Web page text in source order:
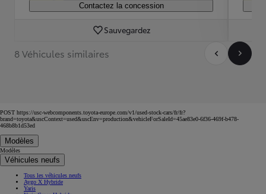
Contactez la concession
Sauvegardez
8 Véhicules similaires
POST https://usc-webcomponents.toyota-europe.com/v1/used-stock-cars/fr/fr?
brand=toyota&uscContext=used&uscEnv=production&vehicleForSaleId=45ae83e0-6f36-469f-b478-
468b8b1d53ed
Modèles
Modèles
Véhicules neufs
Tous les véhicules neufs
Aygo X Hybride
Yaris